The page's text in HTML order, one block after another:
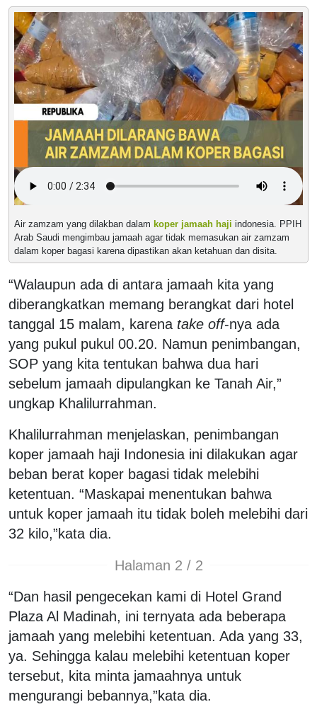
Air zamzam yang dilakban dalam koper jamaah haji indonesia. PPIH
Arab Saudi mengimbau jamaah agar tidak memasukan air zamzam
dalam koper bagasi karena dipastikan akan ketahuan dan disita.
“Walaupun ada di antara jamaah kita yang
diberangkatkan memang berangkat dari hotel
tanggal 15 malam, karena take off-nya ada
yang pukul pukul 00.20. Namun penimbangan,
SOP yang kita tentukan bahwa dua hari
sebelum jamaah dipulangkan ke Tanah Air,”
ungkap Khalilurrahman.
Khalilurrahman menjelaskan, penimbangan
koper jamaah haji Indonesia ini dilakukan agar
beban berat koper bagasi tidak melebihi
ketentuan. “Maskapai menentukan bahwa
untuk koper jamaah itu tidak boleh melebihi dari
32 kilo,”kata dia.
Halaman 2 / 2
“Dan hasil pengecekan kami di Hotel Grand
Plaza Al Madinah, ini ternyata ada beberapa
jamaah yang melebihi ketentuan. Ada yang 33,
ya. Sehingga kalau melebihi ketentuan koper
tersebut, kita minta jamaahnya untuk
mengurangi bebannya,”kata dia.